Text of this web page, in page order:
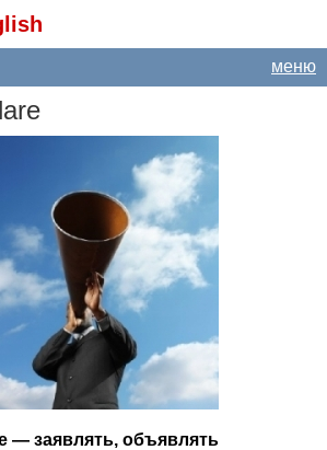
меню
— заявлять, объявлять